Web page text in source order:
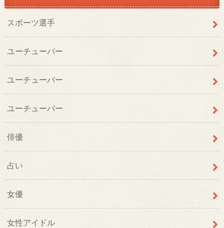
スポーツ選手
ユーチューバー
ユーチューバー
ユーチューバー
俳優
占い
女優
女性アイドル